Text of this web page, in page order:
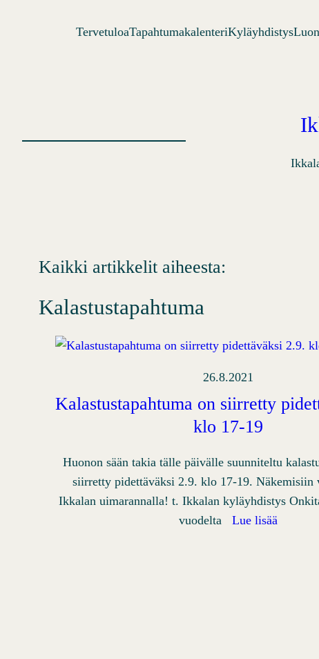
TervetuloaTapahtumakalenteriKyläyhdistys
Kaikki artikkelit aiheesta:
Kalastustapahtuma
26.8.2021
Kalastustapahtuma on siirretty
klo 17-19
Huonon sään takia tälle päivälle suunniteltu
siirretty pidettäväksi 2.9. klo 17-19. Näkemisiin
Ikkalan uimarannalla! t. Ikkalan kyläyhdistys
vuodelta Lue lisää